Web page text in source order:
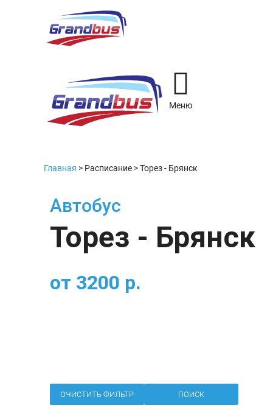
Меню
Главная > Расписание >Торез - Брянск
Автобус
Торез - Брянск
от 3200 р.
ОЧИСТИТЬ ФИЛЬТР ПОИСК